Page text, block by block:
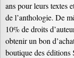
ans pour leurs textes
de l’anthologie. De
10% de droits
obtenir un bon
boutique des éditions